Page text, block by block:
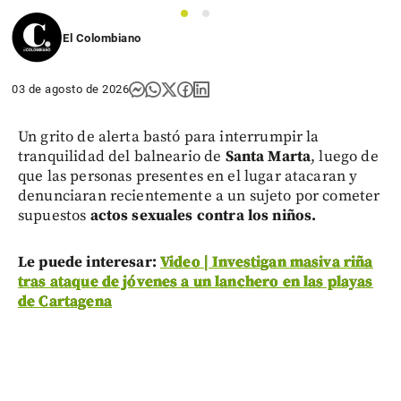
1
2
El Colombiano
03 de agosto de 2026
Un grito de alerta bastó para interrumpir la
tranquilidad del balneario de Santa Marta, luego de
que las personas presentes en el lugar atacaran y
denunciaran recientemente a un sujeto por cometer
supuestos actos sexuales contra los niños.
Le puede interesar: Video | Investigan masiva riña
tras ataque de jóvenes a un lanchero en las playas
de Cartagena